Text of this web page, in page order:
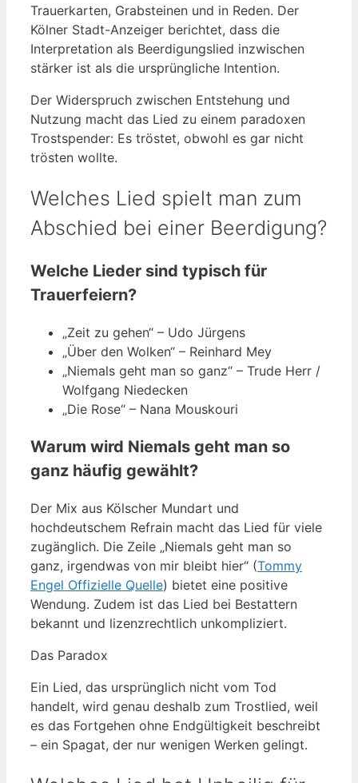
Trauerkarten, Grabsteinen und in Reden. Der
Kölner Stadt-Anzeiger berichtet, dass die
Interpretation als Beerdigungslied inzwischen
stärker ist als die ursprüngliche Intention.
Der Widerspruch zwischen Entstehung und
Nutzung macht das Lied zu einem paradoxen
Trostspender: Es tröstet, obwohl es gar nicht
trösten wollte.
Welches Lied spielt man zum
Abschied bei einer Beerdigung?
Welche Lieder sind typisch für
Trauerfeiern?
„Zeit zu gehen“ – Udo Jürgens
„Über den Wolken“ – Reinhard Mey
„Niemals geht man so ganz“ – Trude Herr /
Wolfgang Niedecken
„Die Rose“ – Nana Mouskouri
Warum wird Niemals geht man so
ganz häufig gewählt?
Der Mix aus Kölscher Mundart und
hochdeutschem Refrain macht das Lied für viele
zugänglich. Die Zeile „Niemals geht man so
ganz, irgendwas von mir bleibt hier“ (Tommy
Engel Offizielle Quelle) bietet eine positive
Wendung. Zudem ist das Lied bei Bestattern
bekannt und lizenzrechtlich unkompliziert.
Das Paradox
Ein Lied, das ursprünglich nicht vom Tod
handelt, wird genau deshalb zum Trostlied, weil
es das Fortgehen ohne Endgültigkeit beschreibt
– ein Spagat, der nur wenigen Werken gelingt.